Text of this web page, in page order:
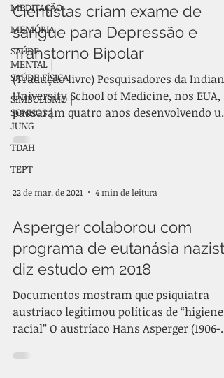
MEDITAÇÃO
MEMÓRIA
SAÚDE
MENTAL |
SAÚDE FÍSICA
SIMBOLISMO |
SONHOS |
JUNG
TDAH
TEPT
Cientistas criam exame de
sangue para Depressão e
Transtorno Bipolar
(Tradução livre) Pesquisadores da Indiana
University School of Medicine, nos EUA,
passaram quatro anos desenvolvendo um
teste sanguíneo...
22 de mar. de 2021 4 min de leitura
Asperger colaborou com
programa de eutanásia
diz estudo em 2018
Documentos mostram que psiquiatra
austríaco legitimou políticas de “higiene
racial” O austríaco Hans Asperger (1906-